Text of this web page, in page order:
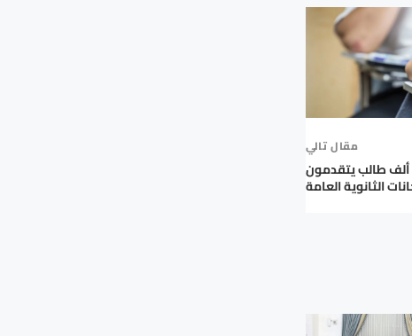
مقال تالي
أكثر من 56 ألف طالب يتقدمون
الثانوية العامة